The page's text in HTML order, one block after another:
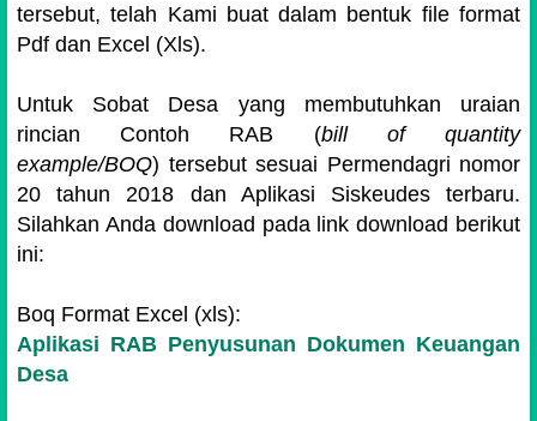
tersebut, telah Kami buat dalam bentuk file format
Pdf dan Excel (Xls).
Untuk Sobat Desa yang membutuhkan uraian
rincian Contoh RAB (bill of quantity
example/BOQ) tersebut sesuai Permendagri nomor
20 tahun 2018 dan Aplikasi Siskeudes terbaru.
Silahkan Anda download pada link download berikut
ini:
Boq Format Excel (xls):
Aplikasi RAB Penyusunan Dokumen Keuangan
Desa